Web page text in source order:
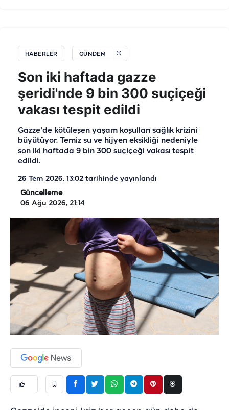
HABERLER GÜNDEM
Son iki haftada gazze
şeridi'nde 9 bin 300 suçiçeği
vakası tespit edildi
Gazze'de kötüleşen yaşam koşulları sağlık krizini
büyütüyor. Temiz su ve hijyen eksikliği nedeniyle
son iki haftada 9 bin 300 suçiçeği vakası tespit
edildi.
26 Tem 2026, 13:02 tarihinde yayınlandı
Güncelleme
06 Ağu 2026, 21:14